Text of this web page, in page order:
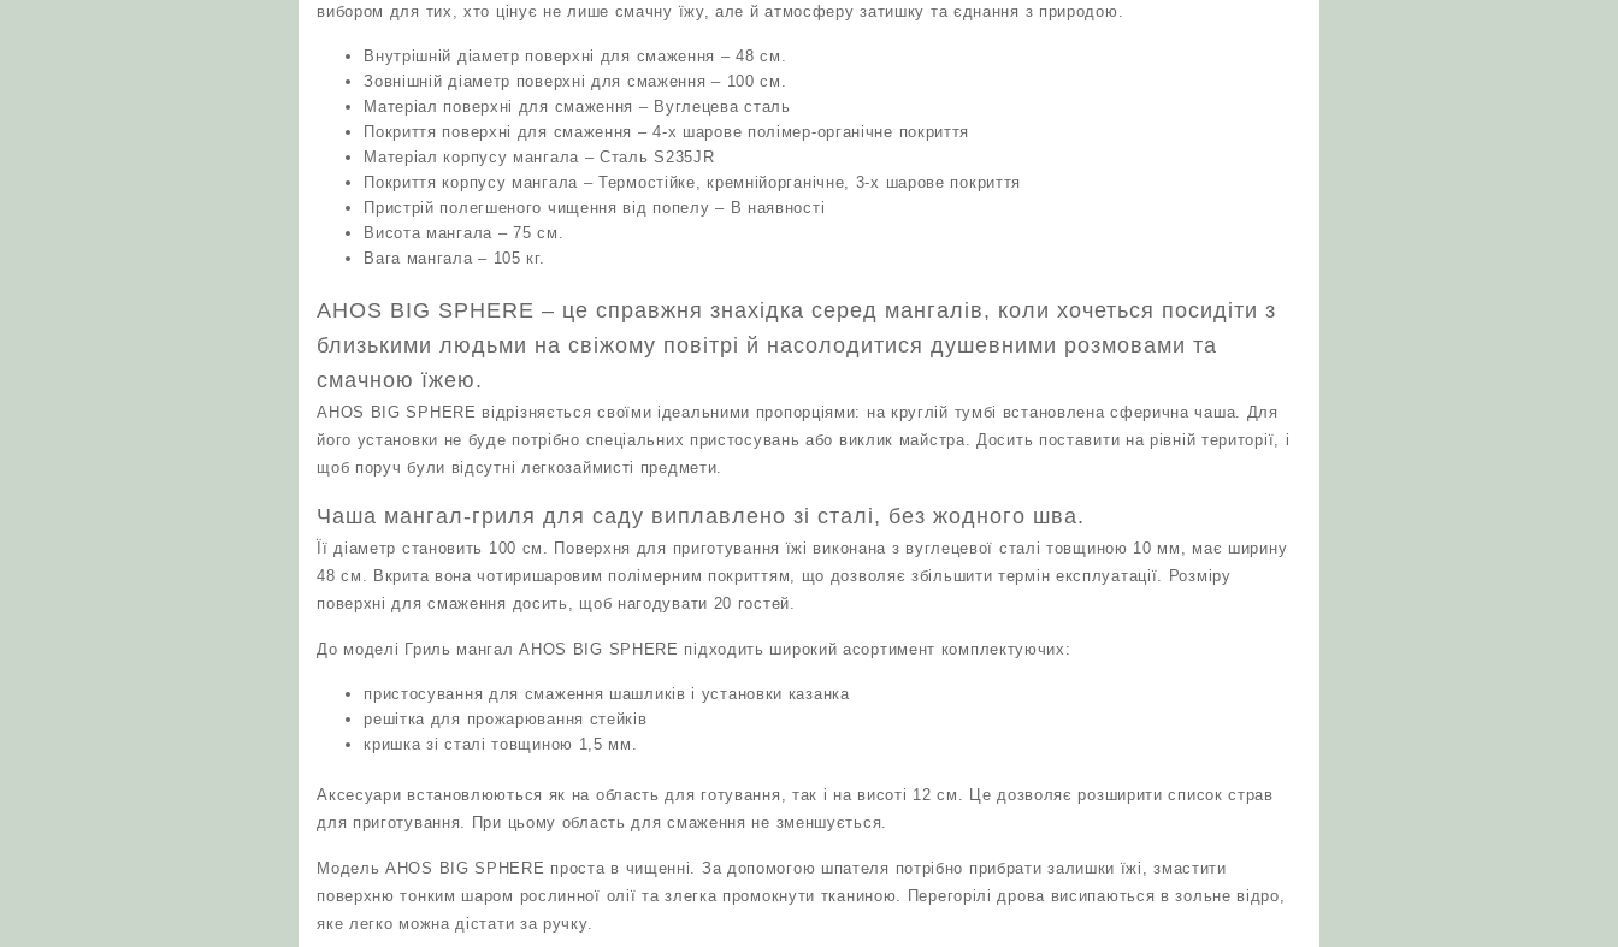
вибором для тих, хто цінує не лише смачну їжу, але й атмосферу затишку та єднання з природою.
Внутрішній діаметр поверхні для смаження – 48 см.
Зовнішній діаметр поверхні для смаження – 100 см.
Матеріал поверхні для смаження – Вуглецева сталь
Покриття поверхні для смаження – 4-х шарове полімер-органічне покриття
Матеріал корпусу мангала – Сталь S235JR
Покриття корпусу мангала – Термостійке, кремнійорганічне, 3-х шарове покриття
Пристрій полегшеного чищення від попелу – В наявності
Висота мангала – 75 см.
Вага мангала – 105 кг.
AHOS BIG SPHERE – це справжня знахідка серед мангалів, коли хочеться посидіти з
близькими людьми на свіжому повітрі й насолодитися душевними розмовами та
смачною їжею.
AHOS BIG SPHERE відрізняється своїми ідеальними пропорціями: на круглій тумбі встановлена сферична чаша. Для
його установки не буде потрібно спеціальних пристосувань або виклик майстра. Досить поставити на рівній території, і
щоб поруч були відсутні легкозаймисті предмети.
Чаша мангал-гриля для саду виплавлено зі сталі, без жодного шва.
Її діаметр становить 100 см. Поверхня для приготування їжі виконана з вуглецевої сталі товщиною 10 мм, має ширину
48 см. Вкрита вона чотиришаровим полімерним покриттям, що дозволяє збільшити термін експлуатації. Розміру
поверхні для смаження досить, щоб нагодувати 20 гостей.
До моделі Гриль мангал AHOS BIG SPHERE підходить широкий асортимент комплектуючих:
пристосування для смаження шашликів і установки казанка
решітка для прожарювання стейків
кришка зі сталі товщиною 1,5 мм.
Аксесуари встановлюються як на область для готування, так і на висоті 12 см. Це дозволяє розширити список страв
для приготування. При цьому область для смаження не зменшується.
Модель AHOS BIG SPHERE проста в чищенні. За допомогою шпателя потрібно прибрати залишки їжі, змастити
поверхню тонким шаром рослинної олії та злегка промокнути тканиною. Перегорілі дрова висипаються в зольне відро,
яке легко можна дістати за ручку.